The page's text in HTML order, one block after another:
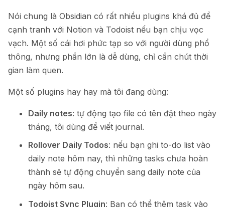
Nói chung là Obsidian có rất nhiều plugins khá đủ để
cạnh tranh với Notion và Todoist nếu bạn chịu vọc
vạch. Một số cái hơi phức tạp so với người dùng phổ
thông, nhưng phần lớn là dễ dùng, chỉ cần chút thời
gian làm quen.
Một số plugins hay hay mà tôi đang dùng:
Daily notes: tự động tạo file có tên đặt theo ngày
tháng, tôi dùng để viết journal.
Rollover Daily Todos: nếu bạn ghi to-do list vào
daily note hôm nay, thì những tasks chưa hoàn
thành sẽ tự động chuyển sang daily note của
ngày hôm sau.
Todoist Sync Plugin: Bạn có thể thêm task vào